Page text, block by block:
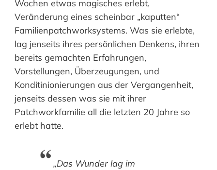
Wochen etwas magisches erlebt,
Veränderung eines scheinbar „kaputten“
Familienpatchworksystems. Was sie erlebte,
lag jenseits ihres persönlichen Denkens, ihren
bereits gemachten Erfahrungen,
Vorstellungen, Überzeugungen, und
Konditinionierungen aus der Vergangenheit,
jenseits dessen was sie mit ihrer
Patchworkfamilie all die letzten 20 Jahre so
erlebt hatte.
„Das Wunder lag im